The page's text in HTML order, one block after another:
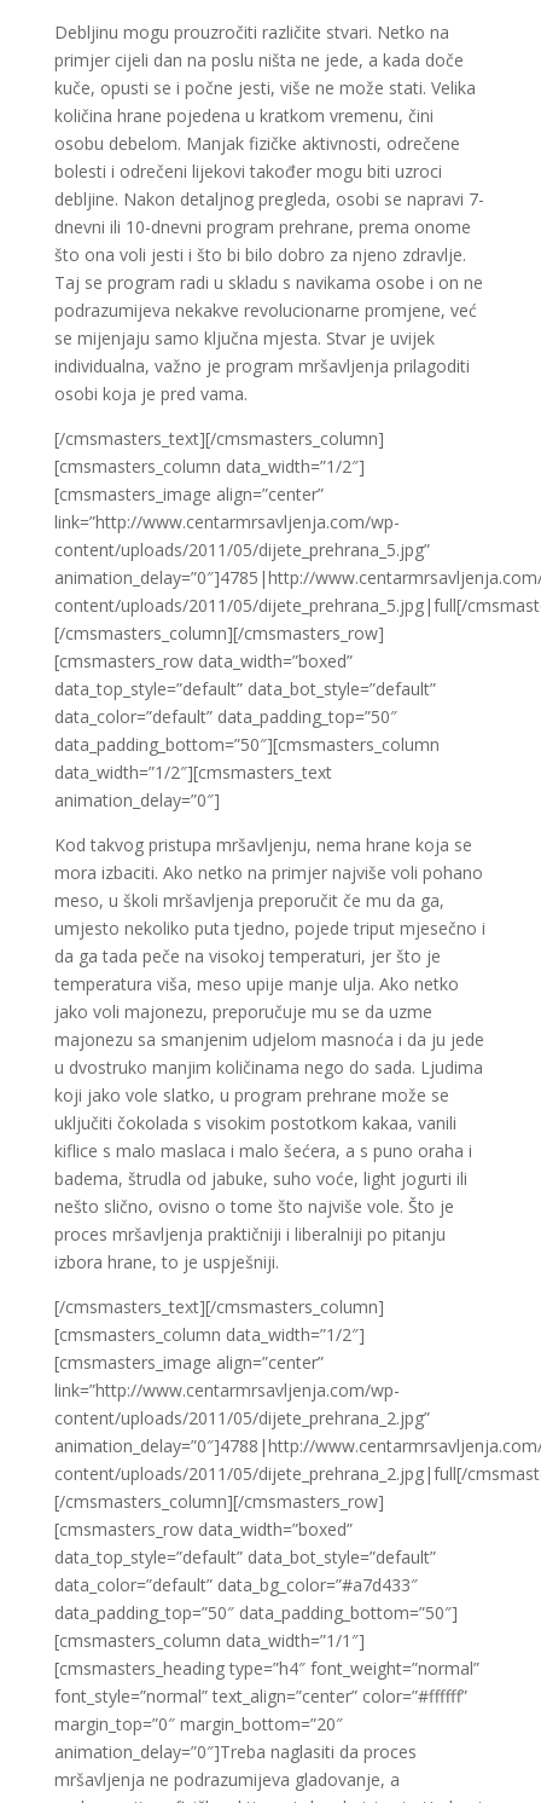
Debljinu mogu prouzročiti različite stvari. Netko na
primjer cijeli dan na poslu ništa ne jede, a kada doče
kuče, opusti se i počne jesti, više ne može stati. Velika
količina hrane pojedena u kratkom vremenu, čini
osobu debelom. Manjak fizičke aktivnosti, odrečene
bolesti i odrečeni lijekovi također mogu biti uzroci
debljine. Nakon detaljnog pregleda, osobi se napravi 7-
dnevni ili 10-dnevni program prehrane, prema onome
što ona voli jesti i što bi bilo dobro za njeno zdravlje.
Taj se program radi u skladu s navikama osobe i on ne
podrazumijeva nekakve revolucionarne promjene, već
se mijenjaju samo ključna mjesta. Stvar je uvijek
individualna, važno je program mršavljenja prilagoditi
osobi koja je pred vama.
[/cmsmasters_text][/cmsmasters_column]
[cmsmasters_column data_width=”1/2″]
[cmsmasters_image align=”center”
link=”http://www.centarmrsavljenja.com/wp-
content/uploads/2011/05/dijete_prehrana_5.jpg”
animation_delay=”0″]4785|http://
content/uploads/2011/05/dijete_prehrana_5.jpg|full[/
[/cmsmasters_column][/cmsmasters_row]
[cmsmasters_row data_width=”boxed”
data_top_style=”default” data_bot_style=”default”
data_color=”default” data_padding_top=”50″
data_padding_bottom=”50″][cmsmasters_column
data_width=”1/2″][cmsmasters_text
animation_delay=”0″]
Kod takvog pristupa mršavljenju, nema hrane koja se
mora izbaciti. Ako netko na primjer najviše voli pohano
meso, u školi mršavljenja preporučit če mu da ga,
umjesto nekoliko puta tjedno, pojede triput mjesečno i
da ga tada peče na visokoj temperaturi, jer što je
temperatura viša, meso upije manje ulja. Ako netko
jako voli majonezu, preporučuje mu se da uzme
majonezu sa smanjenim udjelom masnoća i da ju jede
u dvostruko manjim količinama nego do sada. Ljudima
koji jako vole slatko, u program prehrane može se
uključiti čokolada s visokim postotkom kakaa, vanili
kiflice s malo maslaca i malo šećera, a s puno oraha i
badema, štrudla od jabuke, suho voće, light jogurti ili
nešto slično, ovisno o tome što najviše vole. Što je
proces mršavljenja praktičniji i liberalniji po pitanju
izbora hrane, to je uspješniji.
[/cmsmasters_text][/cmsmasters_column]
[cmsmasters_column data_width=”1/2″]
[cmsmasters_image align=”center”
link=”http://www.centarmrsavljenja.com/wp-
content/uploads/2011/05/dijete_prehrana_2.jpg”
animation_delay=”0″]4788|http://
content/uploads/2011/05/dijete_prehrana_2.jpg|full[/
[/cmsmasters_column][/cmsmasters_row]
[cmsmasters_row data_width=”boxed”
data_top_style=”default” data_bot_style=”default”
data_color=”default” data_bg_color=”#a7d433″
data_padding_top=”50″ data_padding_bottom=”50″]
[cmsmasters_column data_width=”1/1″]
[cmsmasters_heading type=”h4″ font_weight=”normal”
font_style=”normal” text_align=”center” color=”#ffffff”
margin_top=”0″ margin_bottom=”20″
animation_delay=”0″]Treba naglasiti da proces
mršavljenja ne podrazumijeva gladovanje, a